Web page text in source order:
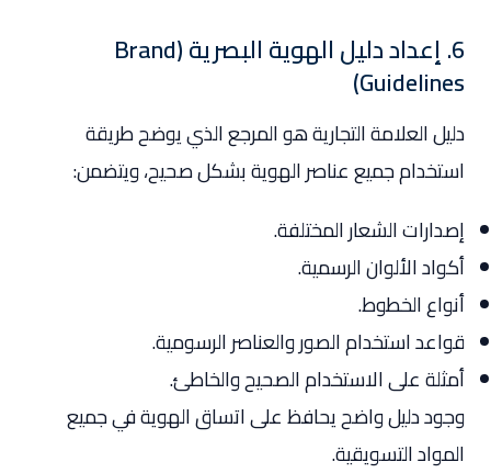
6. إعداد دليل الهوية البصرية (Brand
Guidelines)
دليل العلامة التجارية هو المرجع الذي يوضح طريقة
استخدام جميع عناصر الهوية بشكل صحيح، ويتضمن:
إصدارات الشعار المختلفة.
أكواد الألوان الرسمية.
أنواع الخطوط.
قواعد استخدام الصور والعناصر الرسومية.
أمثلة على الاستخدام الصحيح والخاطئ.
وجود دليل واضح يحافظ على اتساق الهوية في جميع
المواد التسويقية.